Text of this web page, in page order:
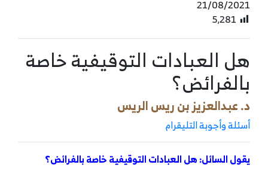
21/08/2021
5٬281
هل العبادات التوقيفية خاصة
بالفرائض؟
د. عبدالعزيز بن ريس الريس
أسئلة وأجوبة التليقرام
يقول السائل: هل العبادات التوقيفية خاصة بالفرائض؟